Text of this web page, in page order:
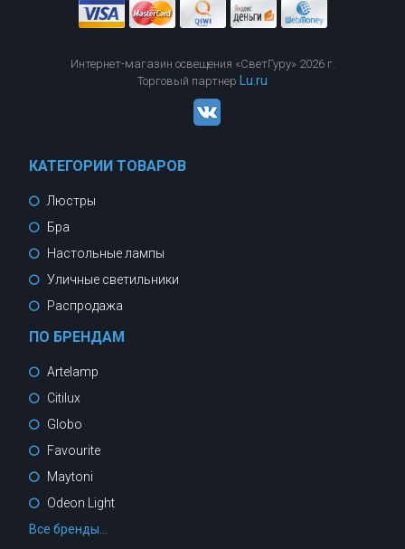
Интернет-магазин освещения «СветГуру» 2026 г.
Торговый партнер Lu.ru
КАТЕГОРИИ ТОВАРОВ
Люстры
Бра
Настольные лампы
Уличные светильники
Распродажа
ПО БРЕНДАМ
Artelamp
Citilux
Globo
Favourite
Maytoni
Odeon Light
Все бренды...